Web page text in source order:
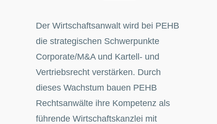
Der Wirtschaftsanwalt wird bei PEHB
die strategischen Schwerpunkte
Corporate/M&A und Kartell- und
Vertriebsrecht verstärken. Durch
dieses Wachstum bauen PEHB
Rechtsanwälte ihre Kompetenz als
führende Wirtschaftskanzlei mit